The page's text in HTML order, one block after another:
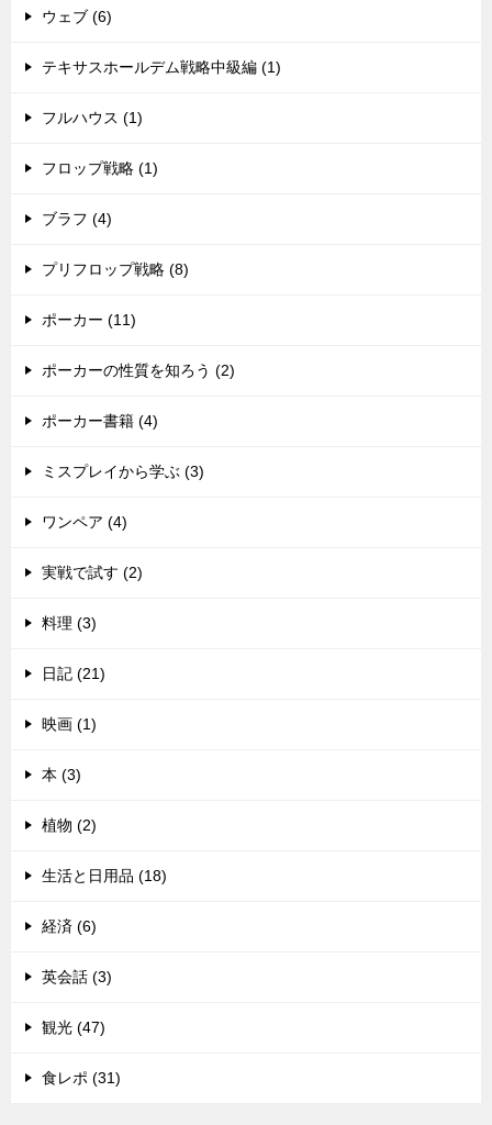
ウェブ (6)
テキサスホールデム戦略中級編 (1)
フルハウス (1)
フロップ戦略 (1)
ブラフ (4)
プリフロップ戦略 (8)
ポーカー (11)
ポーカーの性質を知ろう (2)
ポーカー書籍 (4)
ミスプレイから学ぶ (3)
ワンペア (4)
実戦で試す (2)
料理 (3)
日記 (21)
映画 (1)
本 (3)
植物 (2)
生活と日用品 (18)
経済 (6)
英会話 (3)
観光 (47)
食レポ (31)